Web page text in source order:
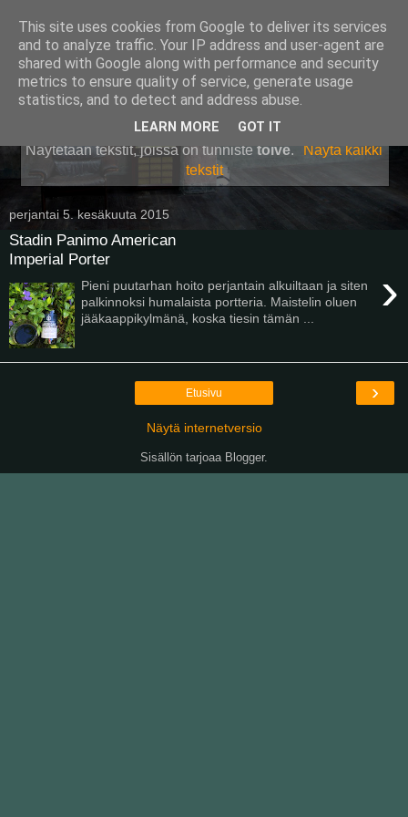
Pullollinen
Näytetään tekstit, joissa on tunniste toive.
Näytä kaikki
tekstit
perjantai 5. kesäkuuta 2015
Stadin Panimo American
Imperial Porter
›
Pieni puutarhan hoito perjantain alkuiltaan ja siten
palkinnoksi humalaista portteria. Maistelin oluen
jääkaappikylmänä, koska tiesin tämän ...
›
Etusivu
Näytä internetversio
Sisällön tarjoaa Blogger.
This site uses cookies from Google to deliver its services
and to analyze traffic. Your IP address and user-agent are
shared with Google along with performance and security
metrics to ensure quality of service, generate usage
statistics, and to detect and address abuse.
LEARN MORE GOT IT